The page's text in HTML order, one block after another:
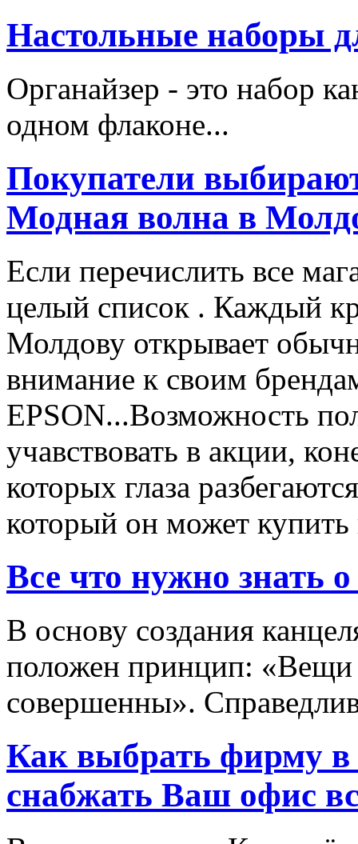
Настольные наборы
Органайзер - это набор
одном флаконе...
Покупатели
Модная волна в
Если перечислить все
целый список . Каждый
Молдову открывает
внимание к своим
EPSON...Возможность
учавствовать в акции,
которых глаза
который он может купить
Все что нужно знать
В основу создания
положен принцип:
совершенны».
Как выбрать фирму в
снабжать Ваш офис